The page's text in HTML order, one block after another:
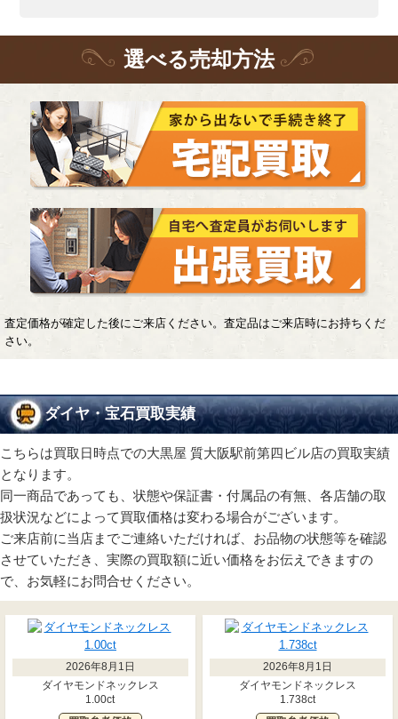
選べる売却方法
査定価格が確定した後にご来店ください。査定品はご来店時にお持ちくだ
さい。
ダイヤ・宝石買取実績
こちらは買取日時点での大黒屋 質大阪駅前第四ビル店の買取実績
となります。
同一商品であっても、状態や保証書・付属品の有無、各店舗の取
扱状況などによって買取価格は変わる場合がございます。
ご来店前に当店までご連絡いただければ、お品物の状態等を確認
させていただき、実際の買取額に近い価格をお伝えできますの
で、お気軽にお問合せください。
2026年8月1日
ダイヤモンドネックレス
1.00ct
2026年8月1日
ダイヤモンドネックレス
1.738ct